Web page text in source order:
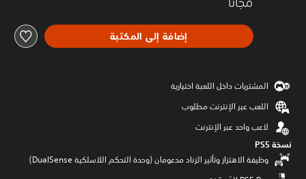
إضافة إلى المكتبة
المشتريات داخل اللعبة اختيارية
اللعب عبر الإنترنت مطلوب
لاعب واحد عبر الإنترنت
نسخة PS5‏
وظيفة الاهتزاز وتأثير الزناد مدعومان (وحدة التحكم اللاسلكية DualSense‏)